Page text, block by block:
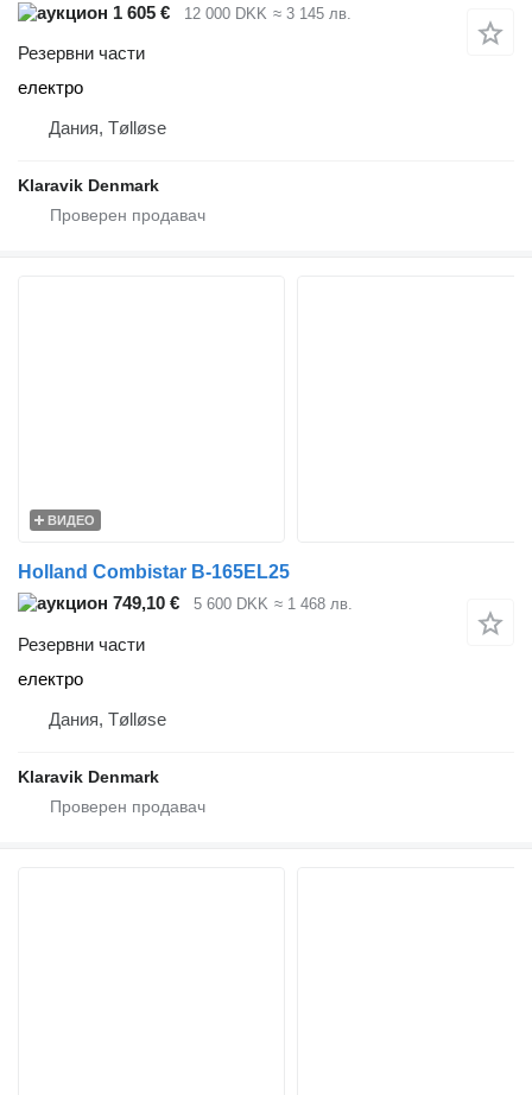
1 605 €
12 000 DKK ≈ 3 145 лв.
Резервни части
електро
Дания, Tølløse
Klaravik Denmark
ВИДЕО
Holland Combistar B-165EL25
749,10 €
5 600 DKK ≈ 1 468 лв.
Резервни части
електро
Дания, Tølløse
Klaravik Denmark